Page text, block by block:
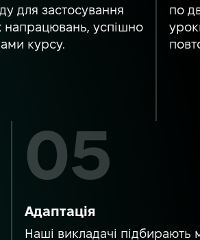
для застосування
напрацювань, успішно
курсу.
по
Адаптація
Наші викладачі підбирають